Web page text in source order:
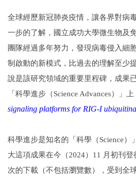
全球經歷新冠肺炎疫情，讓各界對病
一步的了解，國立成功大學微生物及
團隊經過多年努力，發現病毒侵入細
制啟動的新模式，比過去的理解至少
說是該研究領域的重要里程碑，成果
「科學進步（Science Advances）」上
signaling platforms for RIG-I
科學進步是知名的「科學（Science）
大這項成果在今（2024）11 月初刊
次的下載（不包括瀏覽數），受到全球